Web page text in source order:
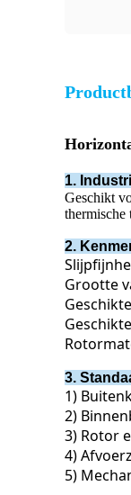
1.
Geschikt
thermische
2.
Grootte
3.
1)
2)
3) Rotor
4)
5)